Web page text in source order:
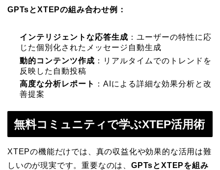
GPTsとXTEPの組み合わせ例：
インテリジェントな応答生成 ：ユーザーの特性に応
じた個別化されたメッセージ自動生成
動的コンテンツ作成 ：リアルタイムでのトレンドを
反映した自動投稿
高度な分析レポート
：AIによる詳細な効果分析と改
善提案
無料コミュニティで学ぶXTEP活用術
XTEPの機能だけでは、真の収益化や効果的な活用は難
しいのが現実です。重要なのは、 GPTsとXTEPを組み